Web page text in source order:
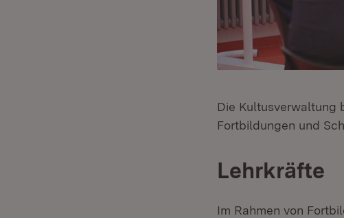
Die Kultusverwaltung
Fortbildungen und
Lehrkräfte
Im Rahmen von